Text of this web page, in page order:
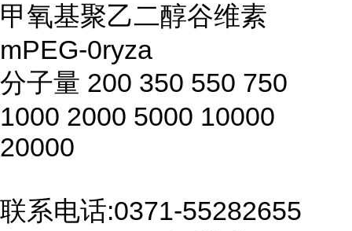
甲氧基聚乙二醇谷维素
mPEG-0ryza
分子量 200 350 550 750
1000 2000 5000 10000
20000
联系电话:0371-55282655